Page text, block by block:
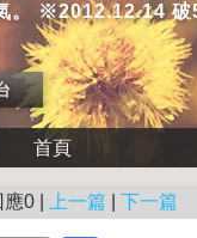
。 ※2012.12.14
首頁
0 | 上一篇 下一篇